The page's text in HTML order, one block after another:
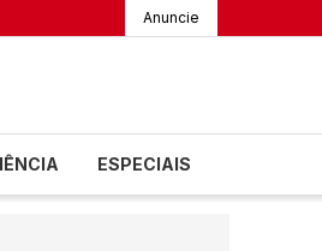
Anuncie
ESPECIAIS